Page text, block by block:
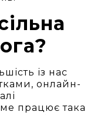
із нас
онлайн-
працює така